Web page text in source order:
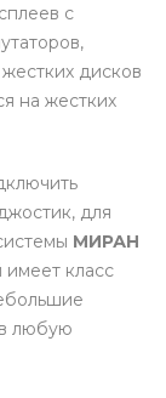
с
дисков
на жестких
для
МИРАН
класс
в любую